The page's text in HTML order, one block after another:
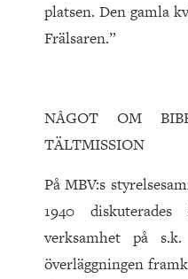
platsen. Den gamla
Frälsaren.”
NÅGOT OM
TÄLTMISSION
På MBV:s
1940
verksamhet på
överläggningen